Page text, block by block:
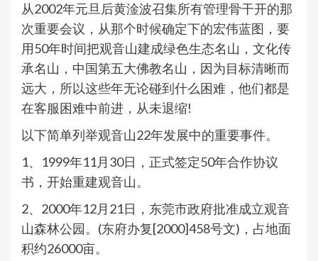
从2002年元旦后黄淦波召集所有管理骨干开的那
次重要会议，从那个时候确定下的宏伟蓝图，要
用50年时间把观音山建成绿色生态名山，文化传
承名山，中国第五大佛教名山，因为目标清晰而
远大，所以这些年无论碰到什么困难，他们都是
在客服困难中前进，从未退缩!
以下简单列举观音山22年发展中的重要事件。
1、1999年11月30日，正式签定50年合作协议
书，开始重建观音山。
2、2000年12月21日，东莞市政府批准成立观音
山森林公园。(东府办复[2000]458号文)，占地面
积约26000亩。